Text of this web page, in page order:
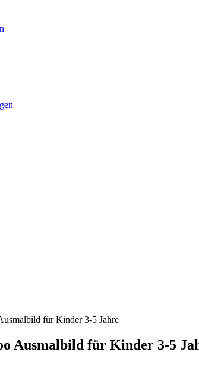
für Kinder 3-5 Jahre
Ausmalbild für Kinder 3-5